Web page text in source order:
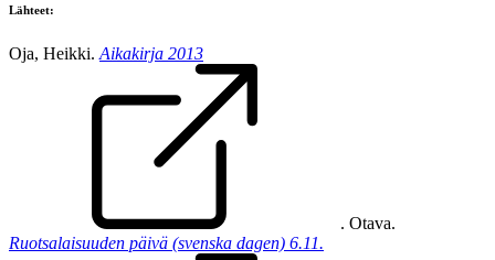
Lähteet:
Oja, Heikki. Aikakirja 2013
. Otava.
Ruotsalaisuuden päivä (svenska dagen) 6.11.